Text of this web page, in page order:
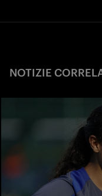
NOTIZIE